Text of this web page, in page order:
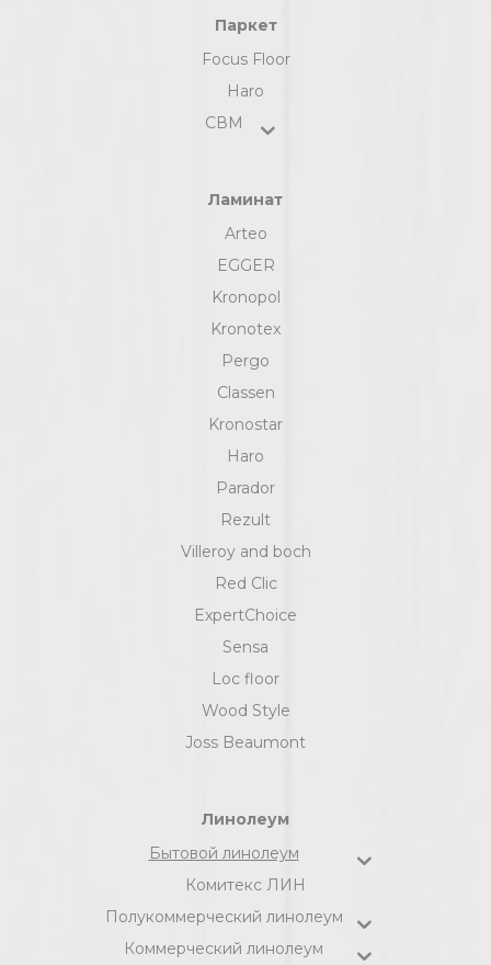
Паркет
Focus Floor
Haro
СВМ
Ламинат
Arteo
EGGER
Kronopol
Kronotex
Pergo
Classen
Kronostar
Haro
Parador
Rezult
Villeroy and boch
Red Clic
ExpertChoice
Sensa
Loc floor
Wood Style
Joss Beaumont
Линолеум
Бытовой линолеум
Комитекс ЛИН
Полукоммерческий линолеум
Коммерческий линолеум